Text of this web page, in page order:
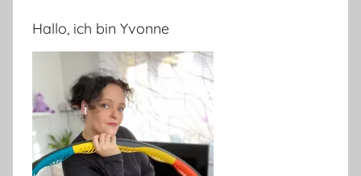
Hallo, ich bin Yvonne